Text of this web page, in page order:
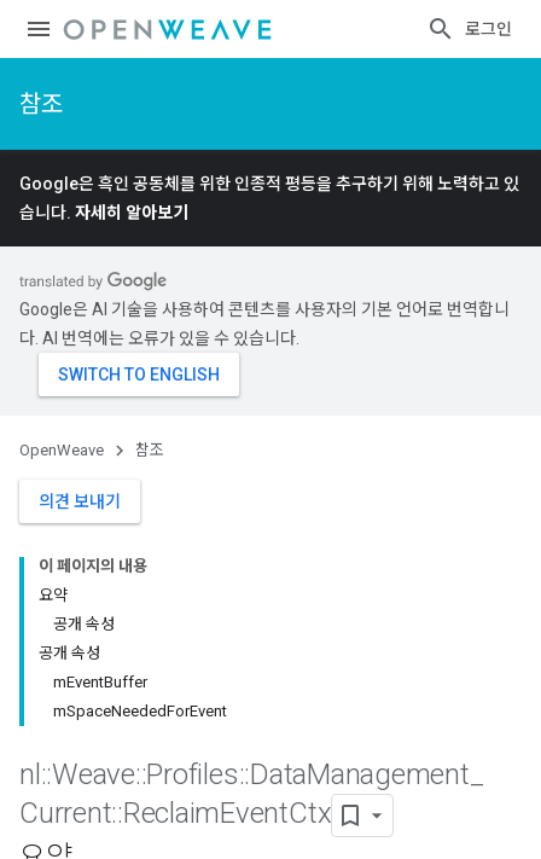
로그인
참조
Google은 흑인 공동체를 위한 인종적 평등을 추구하기 위해 노력하고 있
습니다. 자세히 알아보기
Google은 AI 기술을 사용하여 콘텐츠를 사용자의 기본 언어로 번역합니
다. AI 번역에는 오류가 있을 수 있습니다.
OpenWeave 참조
의견 보내기
이 페이지의 내용
요약
공개 속성
공개 속성
mEventBuffer
mSpaceNeededForEvent
nl ::Weave::Profiles::DataManagement
Current::ReclaimEventCtx